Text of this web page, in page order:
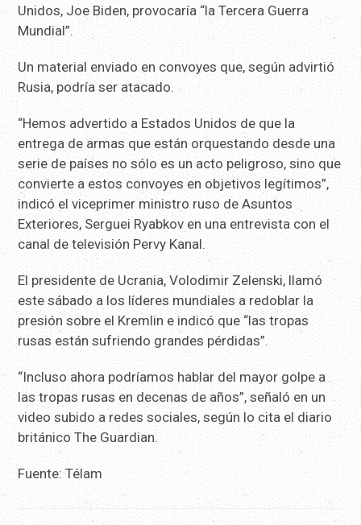
Unidos, Joe Biden, provocaría “la Tercera Guerra
Mundial”.
Un material enviado en convoyes que, según advirtió
Rusia, podría ser atacado.
“Hemos advertido a Estados Unidos de que la
entrega de armas que están orquestando desde una
serie de países no sólo es un acto peligroso, sino que
convierte a estos convoyes en objetivos legítimos”,
indicó el viceprimer ministro ruso de Asuntos
Exteriores, Serguei Ryabkov en una entrevista con el
canal de televisión Pervy Kanal.
El presidente de Ucrania, Volodimir Zelenski, llamó
este sábado a los líderes mundiales a redoblar la
presión sobre el Kremlin e indicó que “las tropas
rusas están sufriendo grandes pérdidas”.
“Incluso ahora podríamos hablar del mayor golpe a
las tropas rusas en decenas de años”, señaló en un
video subido a redes sociales, según lo cita el diario
británico The Guardian.
Fuente: Télam